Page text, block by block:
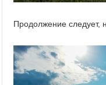
Продолжение следует,